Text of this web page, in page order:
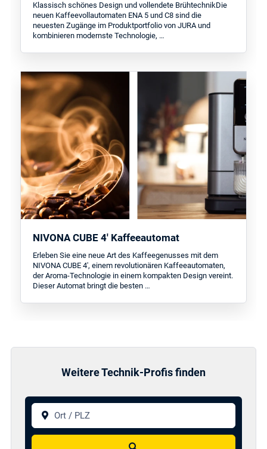
Klassisch schönes Design und vollendete BrühtechnikDie
neuen Kaffeevollautomaten ENA 5 und C8 sind die
neuesten Zugänge im Produktportfolio von JURA und
kombinieren modernste Technologie, …
NIVONA CUBE 4' Kaffeeautomat
Erleben Sie eine neue Art des Kaffeegenusses mit dem
NIVONA CUBE 4', einem revolutionären Kaffeeautomaten,
der Aroma-Technologie in einem kompakten Design vereint.
Dieser Automat bringt die besten …
Weitere Technik-Profis finden
Ort / PLZ
Suchen